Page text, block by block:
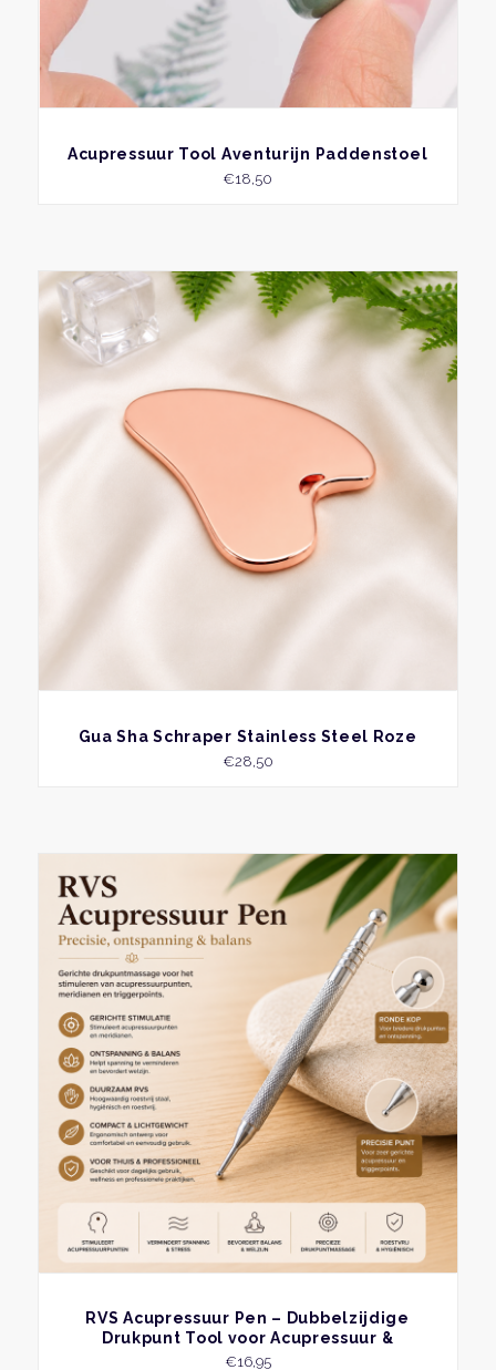
BEKIJK
Acupressuur Tool Aventurijn Paddenstoel
€18,50
BEKIJK
Gua Sha Schraper Stainless Steel Roze
€28,50
BEKIJK
RVS Acupressuur Pen – Dubbelzijdige
Drukpunt Tool voor Acupressuur &
Triggerpoint Massage
€16,95